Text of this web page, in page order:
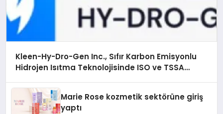
Kleen-Hy-Dro-Gen Inc., Sıfır Karbon Emisyonlu
Hidrojen Isıtma Teknolojisinde ISO ve TSSA
Marie Rose kozmetik sektörüne giriş
yaptı